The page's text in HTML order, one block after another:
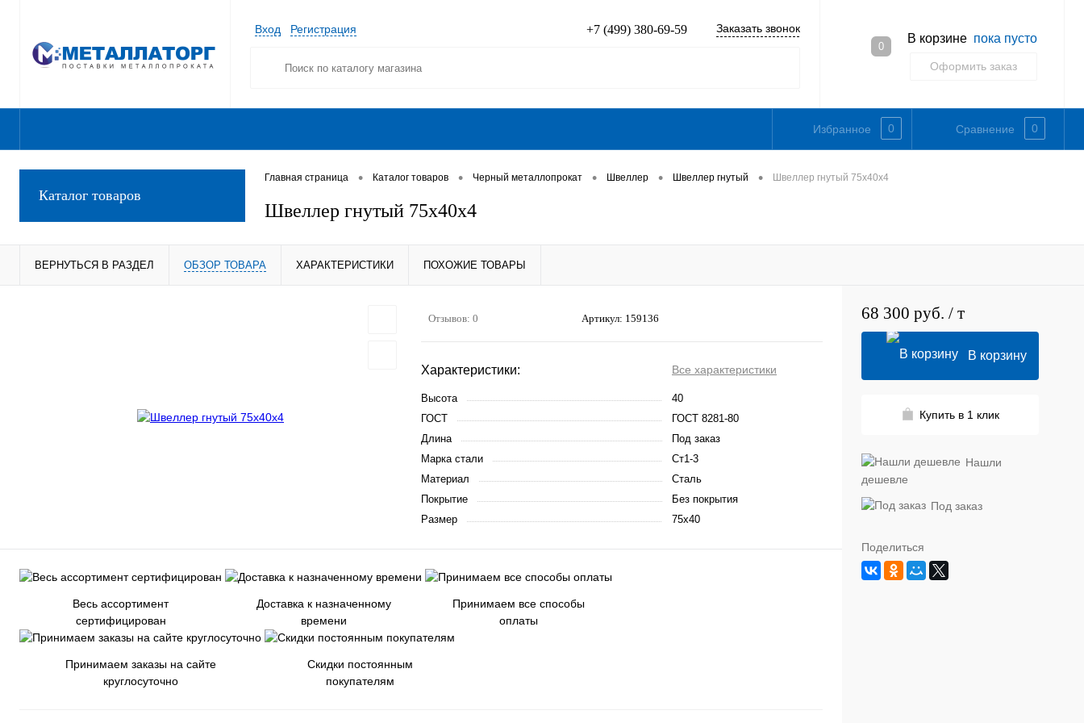
Вход Регистрация +7 (499) 380-69-59 Заказать звонок
0
В корзине пока пусто
Оформить заказ
Избранное 0 Сравнение 0
Каталог товаров
Главная страница • Каталог товаров • Черный металлопрокат • Швеллер • Швеллер гнутый • Швеллер гнутый 75х40х4
Швеллер гнутый 75х40х4
ВЕРНУТЬСЯ В РАЗДЕЛ ОБЗОР ТОВАРА ХАРАКТЕРИСТИКИ ПОХОЖИЕ ТОВАРЫ
Отзывов: 0 Артикул: 159136
Характеристики: Все характеристики
Высота
40
ГОСТ
ГОСТ 8281-80
Длина
Под заказ
Марка стали
Ст1-3
Материал
Сталь
Покрытие
Без покрытия
Размер
75х40
Весь ассортимент
сертифицирован
Доставка к назначенному
времени
Принимаем все способы
оплаты
Принимаем заказы на сайте
круглосуточно
Скидки постоянным
покупателям
68 300 руб. / т
В корзину
Купить в 1 клик
Нашли
дешевле
Под заказ
Поделиться